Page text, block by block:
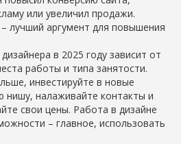
или увеличил продажи.
лучший аргумент для повышения
в 2025 году зависит от
работы и типа занятости.
инвестируйте в новые
нишу, налаживайте контакты и
свои цены. Работа в дизайне
– главное, использовать